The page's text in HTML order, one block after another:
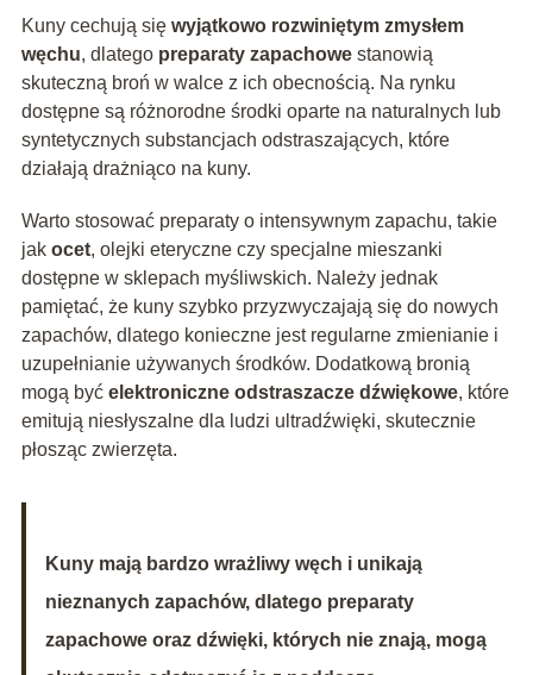
Kuny cechują się wyjątkowo rozwiniętym zmysłem
węchu, dlatego preparaty zapachowestanowią
skuteczną broń w walce z ich obecnością. Na rynku
dostępne są różnorodne środki oparte na naturalnych lub
syntetycznych substancjach odstraszających, które
działają drażniąco na kuny.
Warto stosować preparaty o intensywnym zapachu, takie
jak ocet, olejki eteryczne czy specjalne mieszanki
dostępne w sklepach myśliwskich. Należy jednak
pamiętać, że kuny szybko przyzwyczajają się do nowych
zapachów, dlatego konieczne jest regularne zmienianie i
uzupełnianie używanych środków. Dodatkową bronią
mogą być elektroniczne odstraszacze dźwiękowe, które
emitują niesłyszalne dla ludzi ultradźwięki, skutecznie
płosząc zwierzęta.
Kuny mają bardzo wrażliwy węch i unikają
nieznanych zapachów, dlatego preparaty
zapachowe oraz dźwięki, których nie znają, mogą